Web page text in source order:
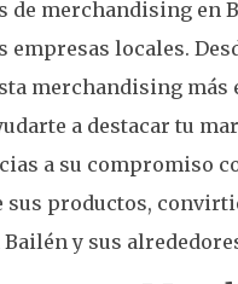
de merchandising en
empresas locales.
merchandising
a destacar tu
a su compromiso
productos,
y sus